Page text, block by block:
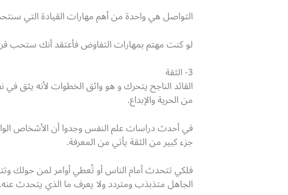
التواصل هي واحدة من أهم مهارات القيادة التي
لو كنت مهتم بمهارات التفاوض فأعتقد أنك ستحب
3- الثقة
القائد الناجح يتحرك و هو واثق الخطوات لأنه يثق
من الحرية والإبداع.
في أحدث دراسات علم النفس وجدوا أن الأشخاص
جزء كبير من الثقة يأتي من المعرفة.
فلكي تتحدث أمام الناس أو تُعطي أوامر لمن حولك
الجاهل متذبذب ومتردد ولا يعرف ما الذي يتحدث عنه.